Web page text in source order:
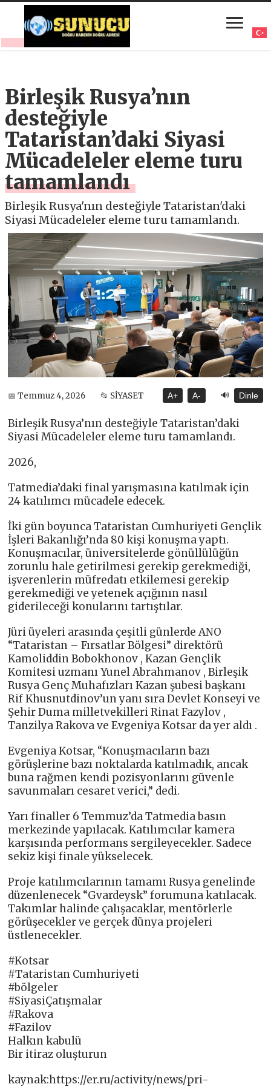
Birleşik Rusya’nın
desteğiyle
Tataristan’daki Siyasi
Mücadeleler eleme turu
tamamlandı
Birleşik Rusya'nın desteğiyle Tataristan'daki
Siyasi Mücadeleler eleme turu tamamlandı.
📅 Temmuz 4, 2026 📂 SİYASET A+ A- 🔊 Dinle
Birleşik Rusya’nın desteğiyle Tataristan’daki
Siyasi Mücadeleler eleme turu tamamlandı.
2026,
Tatmedia’daki final yarışmasına katılmak için
24 katılımcı mücadele edecek.
İki gün boyunca Tataristan Cumhuriyeti Gençlik
İşleri Bakanlığı’nda 80 kişi konuşma yaptı.
Konuşmacılar, üniversitelerde gönüllülüğün
zorunlu hale getirilmesi gerekip gerekmediği,
işverenlerin müfredatı etkilemesi gerekip
gerekmediği ve yetenek açığının nasıl
giderileceği konularını tartıştılar.
Jüri üyeleri arasında çeşitli günlerde ANO
“Tataristan – Fırsatlar Bölgesi” direktörü
Kamoliddin Bobokhonov , Kazan Gençlik
Komitesi uzmanı Yunel Abrahmanov , Birleşik
Rusya Genç Muhafızları Kazan şubesi başkanı
Rif Khusnutdinov’un yanı sıra Devlet Konseyi ve
Şehir Duma milletvekilleri Rinat Fazylov ,
Tanzilya Rakova ve Evgeniya Kotsar da yer aldı .
Evgeniya Kotsar, “Konuşmacıların bazı
görüşlerine bazı noktalarda katılmadık, ancak
buna rağmen kendi pozisyonlarını güvenle
savunmaları cesaret verici,” dedi.
Yarı finaller 6 Temmuz’da Tatmedia basın
merkezinde yapılacak. Katılımcılar kamera
karşısında performans sergileyecekler. Sadece
sekiz kişi finale yükselecek.
Proje katılımcılarının tamamı Rusya genelinde
düzenlenecek “Gvardeysk” forumuna katılacak.
Takımlar halinde çalışacaklar, mentörlerle
görüşecekler ve gerçek dünya projeleri
üstlenecekler.
#Kotsar
#Tataristan Cumhuriyeti
#bölgeler
#SiyasiÇatışmalar
#Rakova
#Fazilov
Halkın kabulü
Bir itiraz oluşturun
kaynak:https://er.ru/activity/news/pri-